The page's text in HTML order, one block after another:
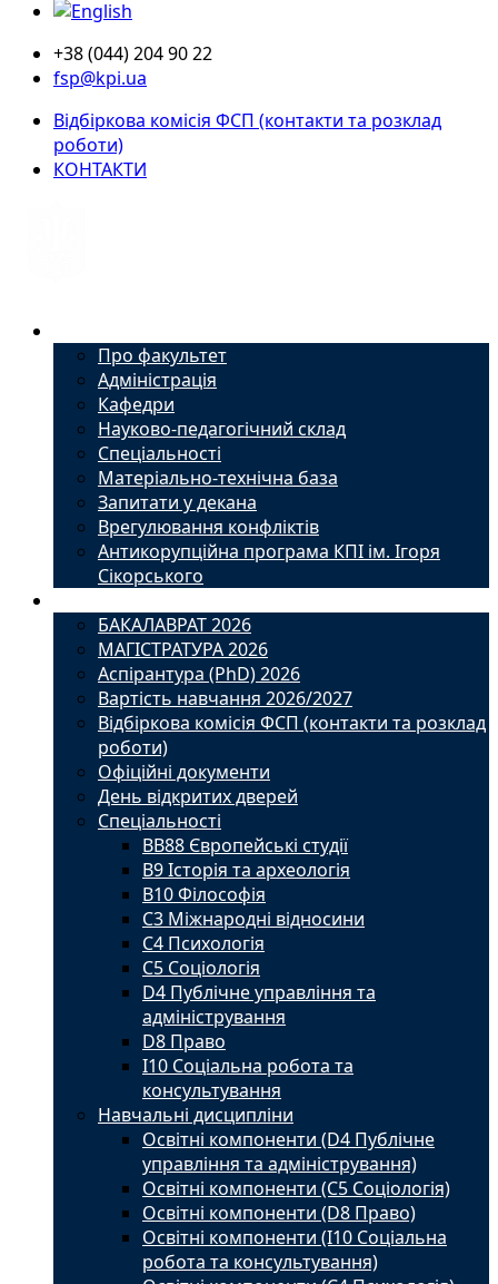
+38 (044) 204 90 22
fsp@kpi.ua
Відбіркова комісія ФСП (контакти та розклад
роботи)
КОНТАКТИ
Про факультет
Адміністрація
Кафедри
Науково-педагогічний склад
Спеціальності
Матеріально-технічна база
Запитати у декана
Врегулювання конфліктів
Антикорупційна програма КПІ ім. Ігоря
Сікорського
БАКАЛАВРАТ 2026
МАГІСТРАТУРА 2026
Аспірантура (PhD) 2026
Вартість навчання 2026/2027
Відбіркова комісія ФСП (контакти та розклад
роботи)
Офіційні документи
День відкритих дверей
Спеціальності
BВ88 Європейські студії
B9 Історія та археологія
B10 Філософія
C3 Міжнародні відносини
C4 Психологія
С5 Соціологія
D4 Публічне управління та
адміністрування
D8 Право
I10 Соціальна робота та
консультування
Навчальні дисципліни
Освітні компоненти (D4 Публічне
управління та адміністрування)
Освітні компоненти (С5 Соціологія)
Освітні компоненти (D8 Право)
Освітні компоненти (I10 Соціальна
робота та консультування)